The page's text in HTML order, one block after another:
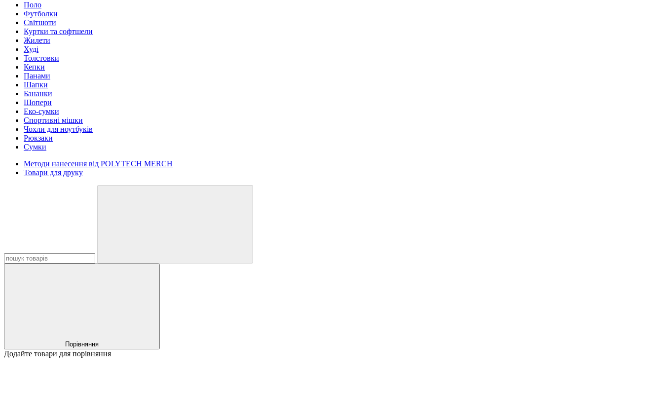
Поло
Футболки
Світшоти
Куртки та софтшели
Жилети
Худі
Толстовки
Кепки
Панами
Шапки
Бананки
Шопери
Еко-сумки
Спортивні мішки
Чохли для ноутбуків
Рюкзаки
Сумки
Методи нанесення від POLYTECH MERCH
Товари для друку
Порівняння
Додайте товари для порівняння